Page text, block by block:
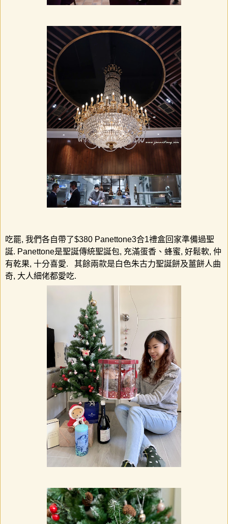
吃罷, 我們各自帶了$380 Panettone3合1禮盒回家準備過聖
誕. Panettone是聖誕傳統聖誕包, 充滿蛋香、蜂蜜, 好鬆軟, 仲
有乾果, 十分喜愛. 其餘兩款是白色朱古力聖誕餅及薑餅人曲
奇, 大人細佬都愛吃.